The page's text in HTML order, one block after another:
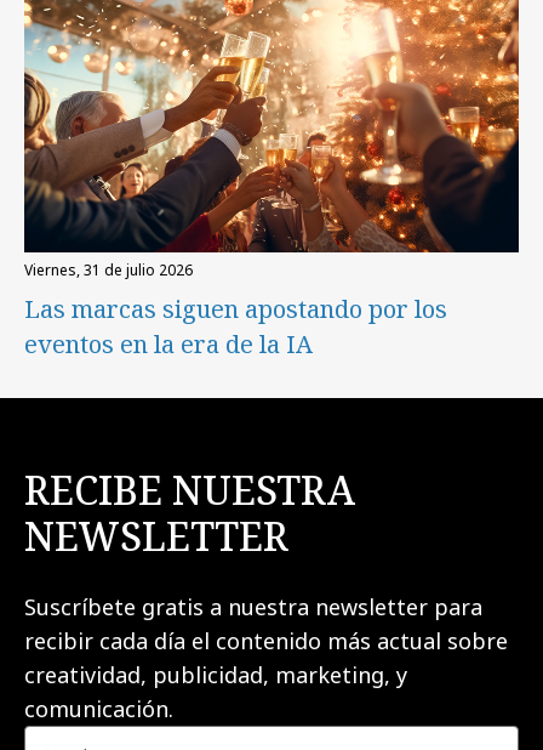
viernes, 31 de julio 2026
Las marcas siguen apostando por los
eventos en la era de la IA
RECIBE NUESTRA
NEWSLETTER
Suscríbete gratis a nuestra newsletter para
recibir cada día el contenido más actual sobre
creatividad, publicidad, marketing, y
comunicación.